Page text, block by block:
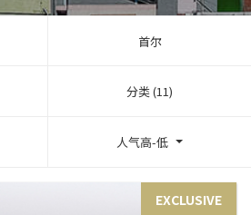
首尔
分类 (11)
人气高-低
EXCLUSIVE